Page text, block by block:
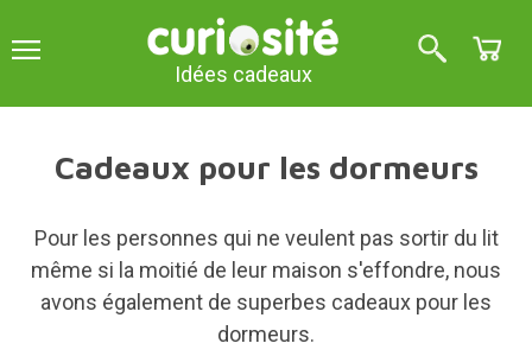
Idées cadeaux
Cadeaux pour les dormeurs
Pour les personnes qui ne veulent pas sortir du lit
même si la moitié de leur maison s'effondre, nous
avons également de superbes cadeaux pour les
dormeurs.